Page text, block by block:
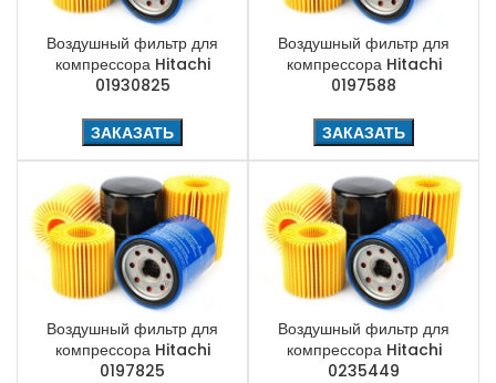
Воздушный фильтр для
компрессора Hitachi
01930825
ЗАКАЗАТЬ
Воздушный фильтр для
компрессора Hitachi
0197588
ЗАКАЗАТЬ
Воздушный фильтр для
компрессора Hitachi
0197825
Воздушный фильтр для
компрессора Hitachi
0235449